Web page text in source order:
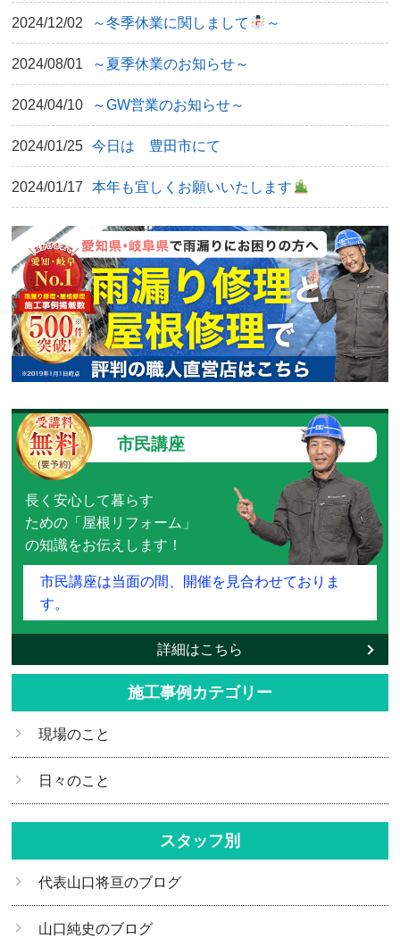
2024/12/02 ～冬季休業に関しまして ～
2024/08/01 ～夏季休業のお知らせ～
2024/04/10 ～GW営業のお知らせ～
2024/01/25 今日は 豊田市にて
2024/01/17 本年も宜しくお願いいたします
市民講座
長く安心して暮らす
ための「屋根リフォーム」
の知識をお伝えします！
市民講座は当面の間、開催を見合わせておりま
す。
詳細はこちら
施工事例カテゴリー
現場のこと
日々のこと
スタッフ別
代表山口将亘のブログ
山口純史のブログ